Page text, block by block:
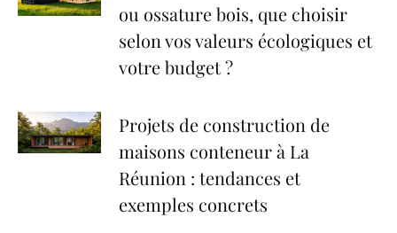
ou ossature bois, que choisir
selon vos valeurs écologiques et
votre budget ?
Projets de construction de
maisons conteneur à La
Réunion : tendances et
exemples concrets